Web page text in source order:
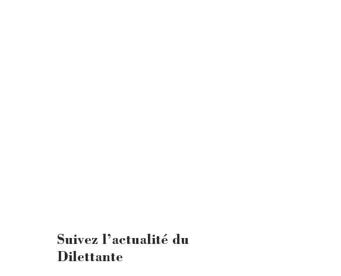
Suivez l’actualité du
Dilettante